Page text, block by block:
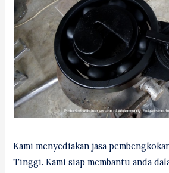
Kami menyediakan jasa
Tinggi. Kami siap membantu anda